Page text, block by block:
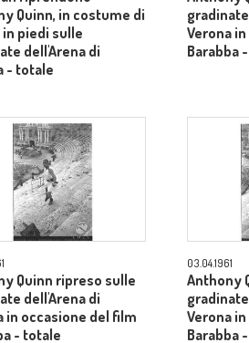
Quinn, in costume di
in piedi sulle
dell'Arena di
- totale
Verona
Barabba
Quinn ripreso sulle
dell'Arena di
in occasione del film
- totale
03.04.1961
Anthony
Verona
Barabba